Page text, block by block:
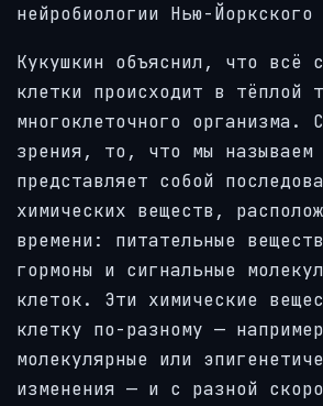
нейробиологии Нью-Йоркского
Кукушкин объяснил, что всё
клетки происходит в тёплой
многоклеточного организма.
зрения, то, что мы называем
представляет собой
химических веществ,
времени: питательные
гормоны и сигнальные
клеток. Эти химические
клетку по-разному —
молекулярные или
изменения — и с разной